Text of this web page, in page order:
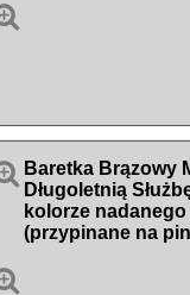
Baretka Brązowy
Długoletnią
kolorze
(przypinane na